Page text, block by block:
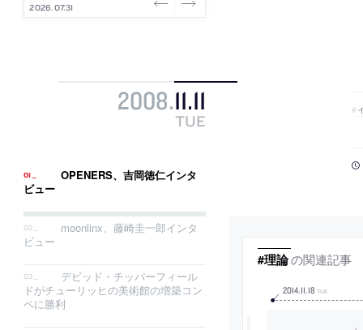
2026.08.03
2026.08.03
2026.07.31
2026.07.30
2026.07.29
2008.11.11
TUE
OPENERS、吉岡徳仁インタ
ビュー
moonlinx、藤崎圭一郎インタ
ビュー
デビッド・チッパーフィール
ドがチューリッヒの美術館の増築コン
ペに勝利
#理論の関連記事
2014.11.18 TUE